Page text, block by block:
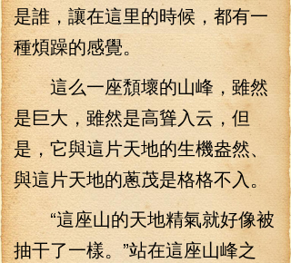
是誰，讓在這里的時候，都有一
種煩躁的感覺。
這么一座頹壞的山峰，雖然
是巨大，雖然是高聳入云，但
是，它與這片天地的生機盎然、
與這片天地的蔥茂是格格不入。
“這座山的天地精氣就好像被
抽干了一樣。”站在這座山峰之